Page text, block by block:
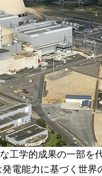
工学的成果の一部を
電能力に基づく世